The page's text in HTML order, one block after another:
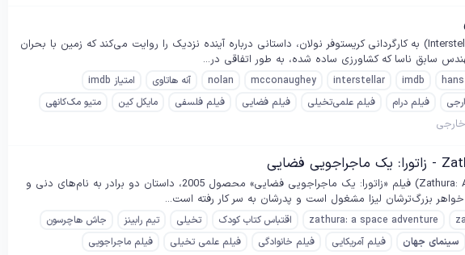
خلاصه داستان فیلم میان‌ستاره‌ای (Interstellar 2014) فیلم «میان‌ستاره‌ای» (Interstellar) به کارگردانی کریستوفر نولان، داستانی درباره آینده نزدیک را روایت می‌کند که زمین با بحران
سابق ناسا که کشاورزی ساده شده، به طور اتفاقی در...
imdb
interstellar
mcconaughey
nolan آنه هاتاوی
امتیاز imdb
فیلم درام فیلم علمی‌تخیلی فیلم فضایی فیلم فلسفی مایکل کین
متیو مک‌کانهی
خلاصه داستان فیلم زاتورا: یک ماجراجویی فضایی (Zathura: A Space Adventure 2005) فیلم «زاتورا: یک ماجراجویی فضایی» محصول 2005، داستان دو برادر به نام‌های دنی و
بزرگ‌ترشان لیزا مشغول است و پدرشان به سر کار رفته است...
zathura: a space adventure اقتباس کتاب کودک تخیلی تیم رابینز
جاش هاچرسون
سینمای جهان فیلم آمریکایی فیلم خانوادگی فیلم علمی تخیلی
فیلم ماجراجویی